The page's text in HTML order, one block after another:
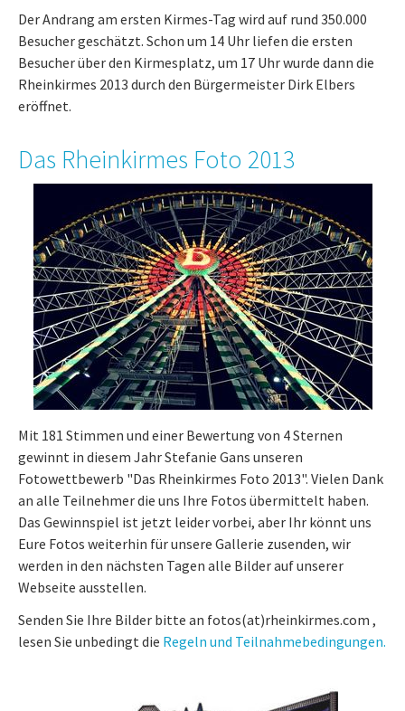
Der Andrang am ersten Kirmes-Tag wird auf rund 350.000
Besucher geschätzt. Schon um 14 Uhr liefen die ersten
Besucher über den Kirmesplatz, um 17 Uhr wurde dann die
Rheinkirmes 2013 durch den Bürgermeister Dirk Elbers
eröffnet.
Das Rheinkirmes Foto 2013
Mit 181 Stimmen und einer Bewertung von 4 Sternen
gewinnt in diesem Jahr Stefanie Gans unseren
Fotowettbewerb "Das Rheinkirmes Foto 2013". Vielen Dank
an alle Teilnehmer die uns Ihre Fotos übermittelt haben.
Das Gewinnspiel ist jetzt leider vorbei, aber Ihr könnt uns
Eure Fotos weiterhin für unsere Gallerie zusenden, wir
werden in den nächsten Tagen alle Bilder auf unserer
Webseite ausstellen.
Senden Sie Ihre Bilder bitte an fotos(at)rheinkirmes.com ,
lesen Sie unbedingt die Regeln und Teilnahmebedingungen.